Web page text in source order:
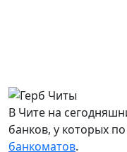
В Чите на
банков, у которых
банкоматов.